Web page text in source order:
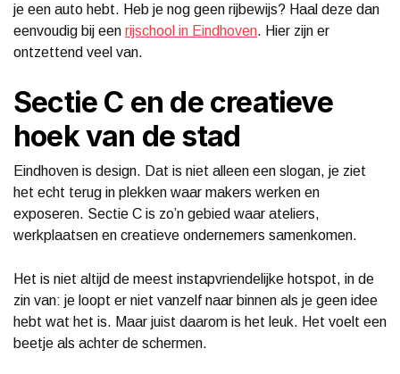
je een auto hebt. Heb je nog geen rijbewijs? Haal deze dan
eenvoudig bij een rijschool in Eindhoven. Hier zijn er
ontzettend veel van.
Sectie C en de creatieve
hoek van de stad
Eindhoven is design. Dat is niet alleen een slogan, je ziet
het echt terug in plekken waar makers werken en
exposeren. Sectie C is zo’n gebied waar ateliers,
werkplaatsen en creatieve ondernemers samenkomen.
Het is niet altijd de meest instapvriendelijke hotspot, in de
zin van: je loopt er niet vanzelf naar binnen als je geen idee
hebt wat het is. Maar juist daarom is het leuk. Het voelt een
beetje als achter de schermen.